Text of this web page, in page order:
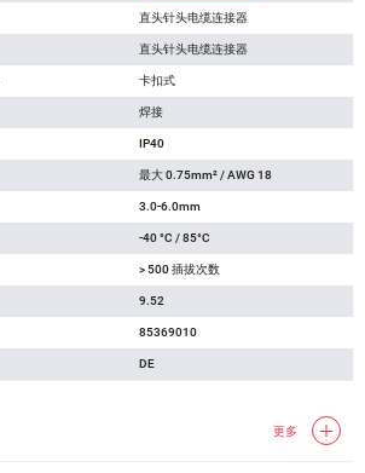
直头针头电缆连接器
直头针头电缆连接器
卡扣式
焊接
IP40
最大 0.75mm² / AWG 18
3.0-6.0mm
-40 °C / 85°C
> 500 插拔次数
9.52
85369010
DE
更多